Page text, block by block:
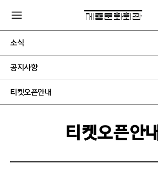
소식
공지사항
티켓오픈안내
티켓오픈안내